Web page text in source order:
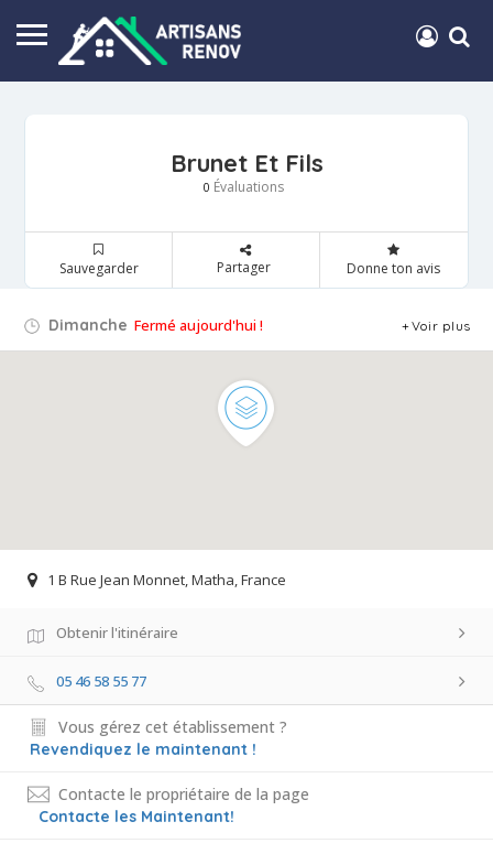
Brunet Et Fils
0 Évaluations
Sauvegarder Partager Donne ton avis
Dimanche Fermé aujourd'hui ! Voir plus
1 B Rue Jean Monnet, Matha, France
Obtenir l'itinéraire
05 46 58 55 77
Vous gérez cet établissement ?
Revendiquez le maintenant !
Contacte le propriétaire de la page
Contacte les Maintenant!